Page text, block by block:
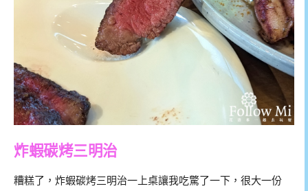
炸蝦碳烤三明治
糟糕了，炸蝦碳烤三明治一上桌讓我吃驚了一下，很大一份